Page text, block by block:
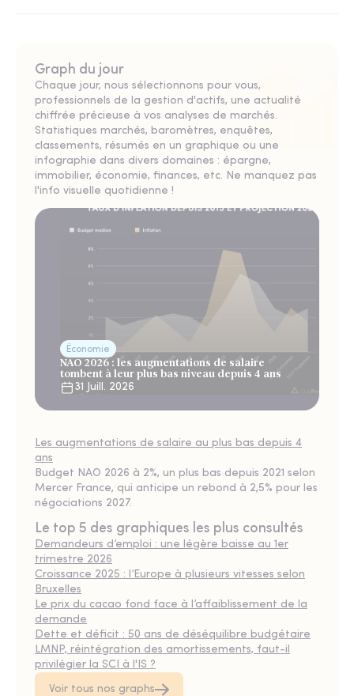
Graph du jour
Chaque jour, nous sélectionnons pour vous,
professionnels de la gestion d'actifs, une actualité
chiffrée précieuse à vos analyses de marchés.
Statistiques marchés, baromètres, enquêtes,
classements, résumés en un graphique ou une
infographie dans divers domaines : épargne,
immobilier, économie, finances, etc. Ne manquez pas
l'info visuelle quotidienne !
Économie
NAO 2026 : les augmentations de salaire
tombent à leur plus bas niveau depuis 4 ans
31 Juill. 2026
Les augmentations de salaire au plus bas depuis 4
ans
Budget NAO 2026 à 2%, un plus bas depuis 2021 selon
Mercer France, qui anticipe un rebond à 2,5% pour les
négociations 2027.
Le top 5 des graphiques les plus consultés
Demandeurs d’emploi : une légère baisse au 1er
trimestre 2026
Croissance 2025 : l’Europe à plusieurs vitesses selon
Bruxelles
Le prix du cacao fond face à l’affaiblissement de la
demande
Dette et déficit : 50 ans de déséquilibre budgétaire
LMNP, réintégration des amortissements, faut-il
privilégier la SCI à l'IS ?
Voir tous nos graphs